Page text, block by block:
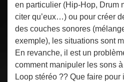
en particulier (Hip-Hop, Drum
citer qu’eux…) ou pour créer
des couches sonores
exemple), les situations sont
En revanche, il est un
comment manipuler les sons à
Loop stéréo ?? Que faire pour